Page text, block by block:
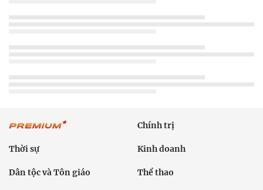
Chính trị
Thời sự Kinh doanh
Dân tộc và Tôn giáo Thể thao